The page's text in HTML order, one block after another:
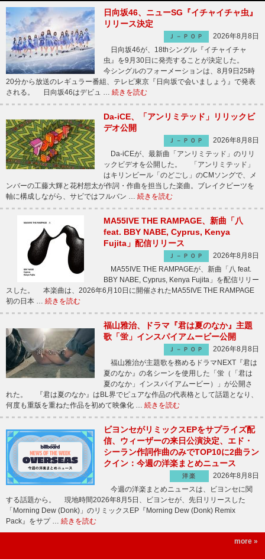
日向坂46、ニューSG『イチャイチャ虫』
リリース決定
Ｊ－ＰＯＰ
2026年8月8日
日向坂46が、18thシングル『イチャイチャ
虫』を9月30日に発売することが決定した。
今シングルのフォーメーションは、8月9日25時
20分から放送のレギュラー番組、テレビ東京『日向坂で会いましょう』で発表
される。 日向坂46はデビュ … 続きを読む
Da-iCE、「アンリミテッド」リリックビ
デオ公開
Ｊ－ＰＯＰ
2026年8月8日
Da-iCEが、最新曲「アンリミテッド」のリリ
ックビデオを公開した。 「アンリミテッド」
はキリンビール「のどごし」のCMソングで、メ
ンバーの工藤大輝と花村想太が作詞・作曲を担当した楽曲。ブレイクビーツを
軸に構成しながら、サビではフルバン … 続きを読む
MA55IVE THE RAMPAGE、新曲「八
feat. BBY NABE, Cyprus, Kenya
Fujita」配信リリース
Ｊ－ＰＯＰ
2026年8月8日
MA55IVE THE RAMPAGEが、新曲「八 feat.
BBY NABE, Cyprus, Kenya Fujita」を配信リリー
スした。 本楽曲は、2026年6月10日に開催されたMA55IVE THE RAMPAGE
初の日本 … 続きを読む
福山雅治、ドラマ『君は夏のなか』主題
歌「蛍」インスパイアムービー公開
Ｊ－ＰＯＰ
2026年8月8日
福山雅治が主題歌を務めるドラマNEXT『君は
夏のなか』の名シーンを使用した「蛍（「君は
夏のなか」インスパイアムービー）」が公開さ
れた。 『君は夏のなか』はBL界でピュアな作品の代表格として話題となり、
何度も重版を重ねた作品を初めて映像化 … 続きを読む
ビヨンセがリミックスEPをサプライズ配
信、ウィーザーの来日公演決定、エド・
シーラン作詞作曲のみでTOP10に2曲ラン
クイン：今週の洋楽まとめニュース
洋楽
2026年8月8日
今週の洋楽まとめニュースは、ビヨンセに関
する話題から。 現地時間2026年8月5日、ビヨンセが、先日リリースした
「Morning Dew (Donk)」のリミックスEP『Morning Dew (Donk) Remix
Pack』をサプ … 続きを読む
more »